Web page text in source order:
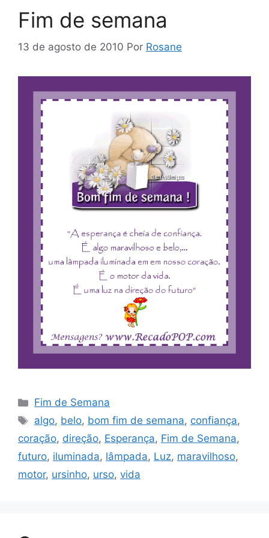
Fim de semana
13 de agosto de 2010 Por Rosane
Categorias
Fim de Semana
Tags
algo, belo, bom fim de semana, confiança,
coração, direção, Esperança, Fim de Semana,
futuro, iluminada, lâmpada, Luz, maravilhoso,
motor, ursinho, urso, vida